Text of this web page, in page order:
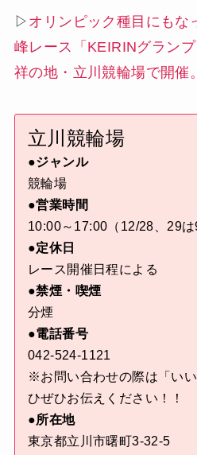
▷ オリンピック種目にもな
峰レース「KEIRINグラン
祥の地・立川競輪場で開催
立川競輪場
●ジャンル
競輪場
●営業時間
10:00～17:00（12/28、29は
●定休日
レース開催日程による
●禁煙・喫煙
分煙
●電話番号
042-524-1121
※お問い合わせの際は「い
ひぜひお伝えください！！
●所在地
東京都立川市曙町3-32-5